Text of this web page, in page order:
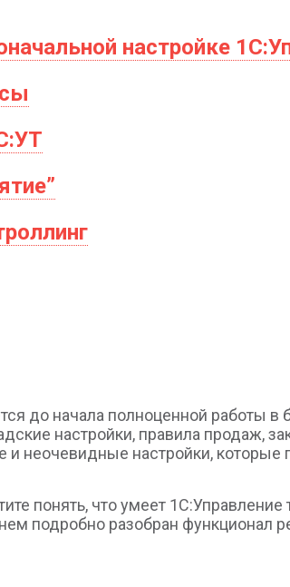
настройке
до начала полноценной работы
настройки, правила продаж,
и неочевидные настройки, которые
понять, что умеет
подробно разобран функционал